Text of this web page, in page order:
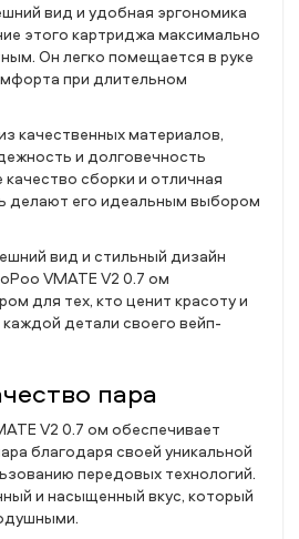
вид и удобная эргономика
этого картриджа максимально
Он легко помещается в руке
при длительном
качественных материалов,
и долговечность
сборки и отличная
делают его идеальным выбором
вид и стильный дизайн
VMATE V2 0.7 ом
для тех, кто ценит красоту и
детали своего вейп-
пара
V2 0.7 ом обеспечивает
благодаря своей уникальной
передовых технологий.
и насыщенный вкус, который